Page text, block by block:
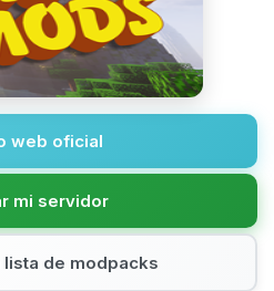
web oficial
mi servidor
de modpacks